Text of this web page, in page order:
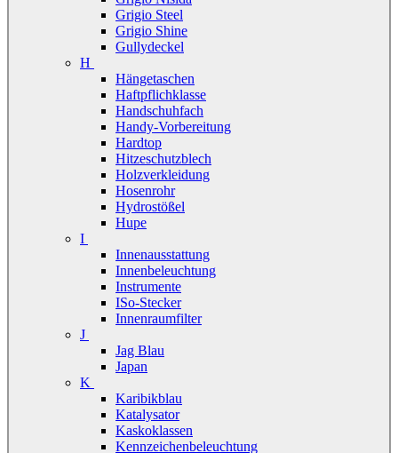
Grigio Steel
Grigio Shine
Gullydeckel
H
Hängetaschen
Haftpflichklasse
Handschuhfach
Handy-Vorbereitung
Hardtop
Hitzeschutzblech
Holzverkleidung
Hosenrohr
Hydrostößel
Hupe
I
Innenausstattung
Innenbeleuchtung
Instrumente
ISo-Stecker
Innenraumfilter
J
Jag Blau
Japan
K
Karibikblau
Katalysator
Kaskoklassen
Kennzeichenbeleuchtung